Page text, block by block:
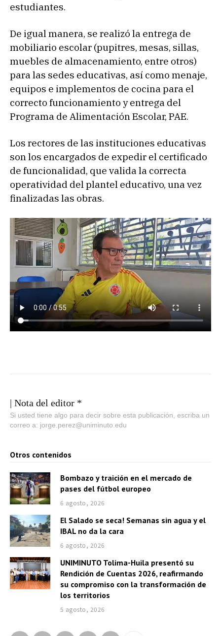
estudiantes.
De igual manera, se realizó la entrega de
mobiliario escolar (pupitres, mesas, sillas,
muebles de almacenamiento, entre otros)
para las sedes educativas, así como menaje,
equipos e implementos de cocina para el
correcto funcionamiento y entrega del
Programa de Alimentación Escolar, PAE.
Los rectores de las instituciones educativas
son los encargados de expedir el certificado
de funcionalidad, que valida la correcta
operatividad del plantel educativo, una vez
finalizadas las obras.
| Nota del editor *
Si usted tiene algo para decir sobre esta publicación, escriba un
correo a: jorge.perez@uniminuto.edu
Otros contenidos
Bombazo y traición en el mercado de
pases del fútbol europeo
6 agosto, 2026
El Salado se seca! Semanas sin agua y el
IBAL no da la cara
6 agosto, 2026
UNIMINUTO Tolima-Huila presentó su
Rendición de Cuentas 2026, reafirmando
su compromiso con la transformación de
los territorios
5 agosto, 2026